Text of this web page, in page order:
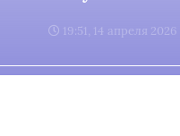
19:51, 14 апреля 2026